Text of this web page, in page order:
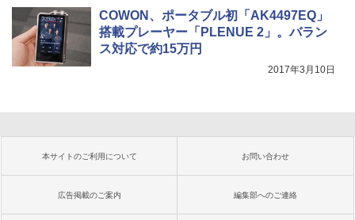
COWON、ポータブル初「AK4497EQ」
搭載プレーヤー「PLENUE 2」。バラン
ス対応で約15万円
2017年3月10日
本サイトのご利用について お問い合わせ
広告掲載のご案内 編集部へのご連絡